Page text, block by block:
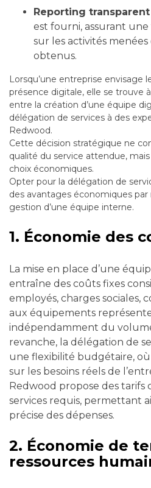
Reporting transparent
est fourni, assurant
sur les activités
obtenus.
Lorsqu’une entreprise envisage
présence digitale, elle se trouve
entre la création d’une équipe
délégation de services à des
Redwood.
Cette décision stratégique ne
qualité du service attendue,
choix économiques.
Opter pour la délégation de
des avantages économiques
gestion d’une équipe interne.
1. Économie des
La mise en place d’une
entraîne des coûts fixes
employés, charges sociales,
aux équipements
indépendamment du
revanche, la délégation de
une flexibilité budgétaire,
sur les besoins réels de
Redwood propose des tarifs
services requis, permettant
précise des dépenses.
2. Économie de
ressources